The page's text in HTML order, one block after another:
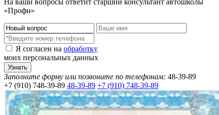
На ваши вопросы ответит старший консультант автошколы
«Профи»
Я согласен на обработку
моих персональных данных
Заполните форму или позвоните по телефонам: 48-39-89
+7 (910) 748-39-89 48-39-89 +7 (910) 748-39-89